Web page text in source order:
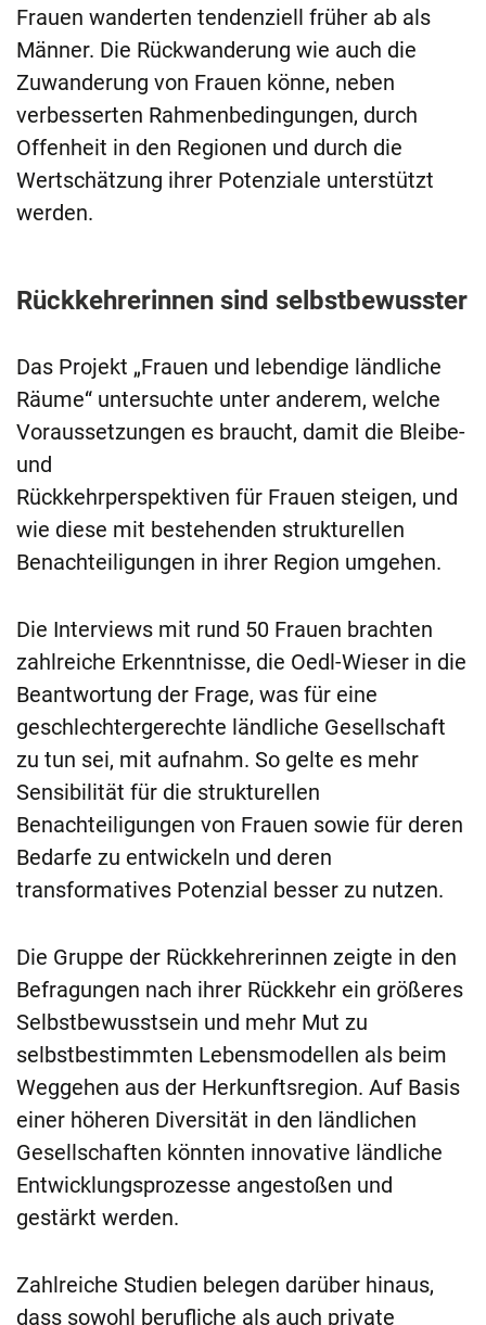
Frauen wanderten tendenziell früher ab als
Männer. Die Rückwanderung wie auch die
Zuwanderung von Frauen könne, neben
verbesserten Rahmenbedingungen, durch
Offenheit in den Regionen und durch die
Wertschätzung ihrer Potenziale unterstützt
werden.
Rückkehrerinnen sind selbstbewusster
Das Projekt „Frauen und lebendige ländliche
Räume“ untersuchte unter anderem, welche
Voraussetzungen es braucht, damit die Bleibe-
und
Rückkehrperspektiven für Frauen steigen, und
wie diese mit bestehenden strukturellen
Benachteiligungen in ihrer Region umgehen.
Die Interviews mit rund 50 Frauen brachten
zahlreiche Erkenntnisse, die Oedl-Wieser in die
Beantwortung der Frage, was für eine
geschlechtergerechte ländliche Gesellschaft
zu tun sei, mit aufnahm. So gelte es mehr
Sensibilität für die strukturellen
Benachteiligungen von Frauen sowie für deren
Bedarfe zu entwickeln und deren
transformatives Potenzial besser zu nutzen.
Die Gruppe der Rückkehrerinnen zeigte in den
Befragungen nach ihrer Rückkehr ein größeres
Selbstbewusstsein und mehr Mut zu
selbstbestimmten Lebensmodellen als beim
Weggehen aus der Herkunftsregion. Auf Basis
einer höheren Diversität in den ländlichen
Gesellschaften könnten innovative ländliche
Entwicklungsprozesse angestoßen und
gestärkt werden.
Zahlreiche Studien belegen darüber hinaus,
dass sowohl berufliche als auch private